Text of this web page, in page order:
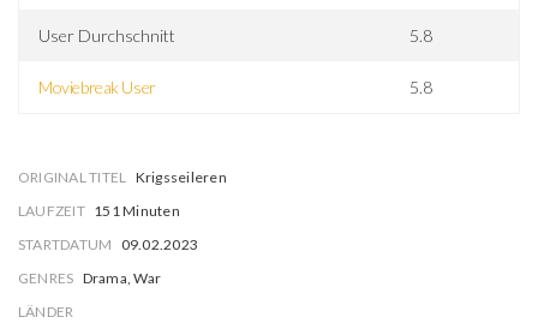
User Durchschnitt 5.8
Moviebreak User 5.8
ORIGINAL TITEL Krigsseileren
LAUFZEIT 151 Minuten
STARTDATUM
09.02.2023
GENRES Drama, War
LÄNDER